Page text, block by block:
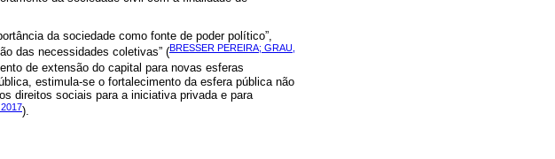
da sociedade como fonte de poder político”,
das necessidades coletivas” (BRESSER PEREIRA; GRAU,
de extensão do capital para novas esferas
estimula-se o fortalecimento da esfera pública não
direitos sociais para a iniciativa privada e para
).